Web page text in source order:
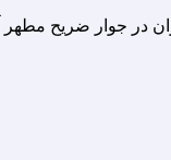
که در آبان 1401 صورت گرفت و